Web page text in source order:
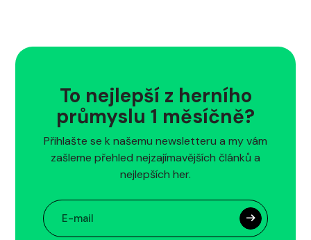
To nejlepší z herního
průmyslu 1 měsíčně?
Přihlašte se k našemu newsletteru a my vám
zašleme přehled nejzajímavějších článků a
nejlepších her.